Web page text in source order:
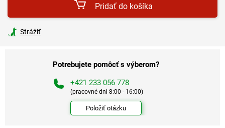
Pridať do košíka
Strážiť
Potrebujete pomôcť s výberom?
+421 233 056 778
(pracovné dni 8:00 - 16:00)
Položiť otázku